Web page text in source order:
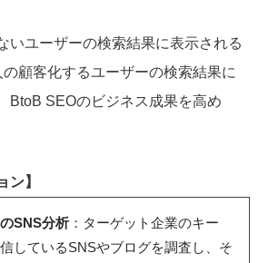
いユーザーの検索結果に表示される
顧客化するユーザーの検索結果に
BtoB SEOのビジネス成果を高め
ン】
SNS分析：ターゲット企業のキー
しているSNSやブログを調査し、そ